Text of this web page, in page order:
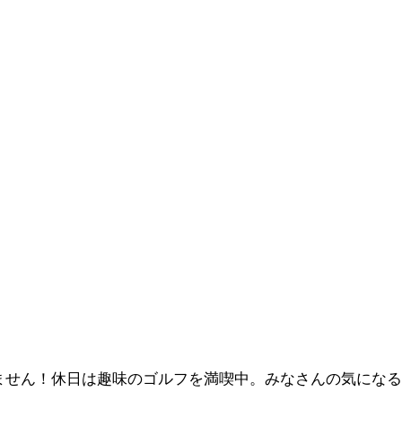
ん！休日は趣味のゴルフを満喫中。みなさんの気になる